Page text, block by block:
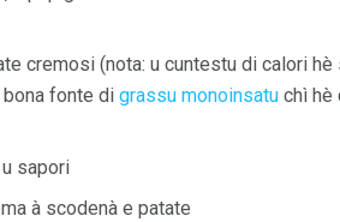
cremosi (nota: u cuntestu di calori hè
fonte di grassu monoinsatu chì hè
sapori
à scodenà e patate